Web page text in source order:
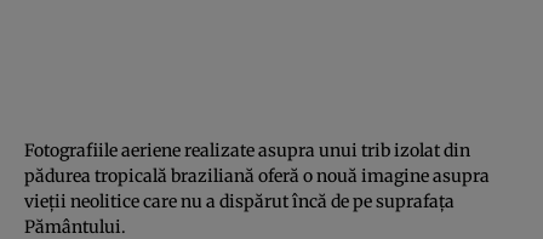
Fotografiile aeriene realizate asupra unui trib izolat din
pădurea tropicală braziliană oferă o nouă imagine asupra
vieţii neolitice care nu a dispărut încă de pe suprafaţa
Pământului.